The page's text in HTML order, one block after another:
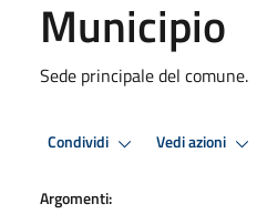
Municipio
Sede principale del comune.
Condividi Vedi azioni
Argomenti: